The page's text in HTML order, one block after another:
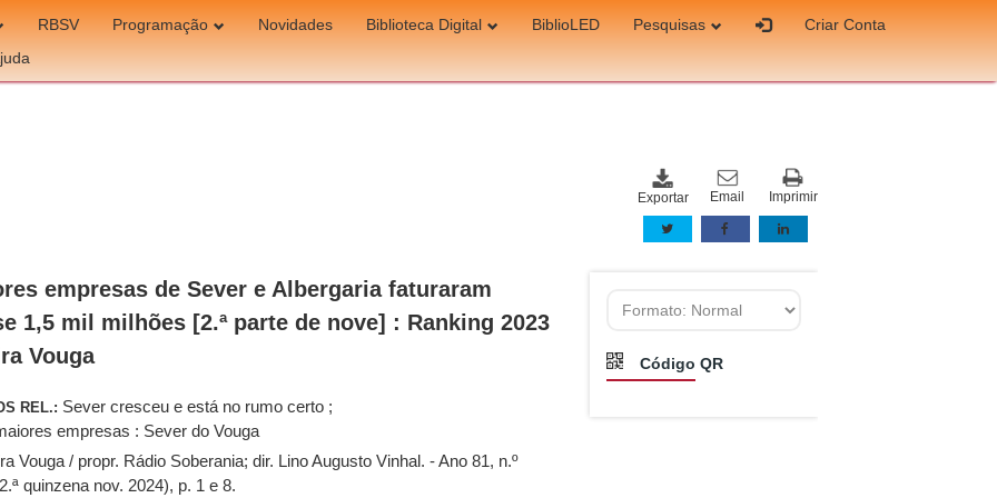
RBSV Programação Novidades Biblioteca Digital BiblioLED Pesquisas
Criar Conta
Imprimir
Email
Exportar
empresas de Sever e Albergaria faturaram
1,5 mil milhões [2.ª parte de nove] : Ranking 2023
Vouga
REL.: Sever cresceu e está no rumo certo ;
empresas : Sever do Vouga
Vouga / propr. Rádio Soberania; dir. Lino Augusto Vinhal. - Ano 81, n.º
quinzena nov. 2024), p. 1 e 8.
Código QR